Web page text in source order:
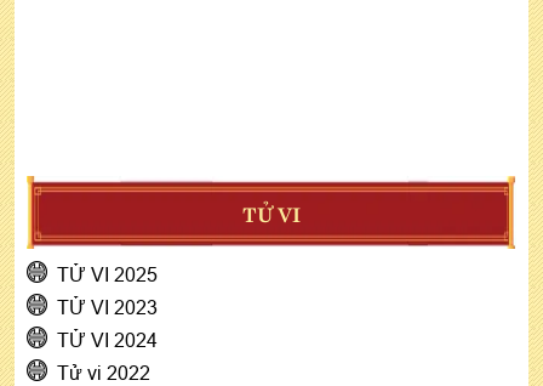
TỬ VI
TỬ VI 2025
TỬ VI 2023
TỬ VI 2024
Tử vi 2022